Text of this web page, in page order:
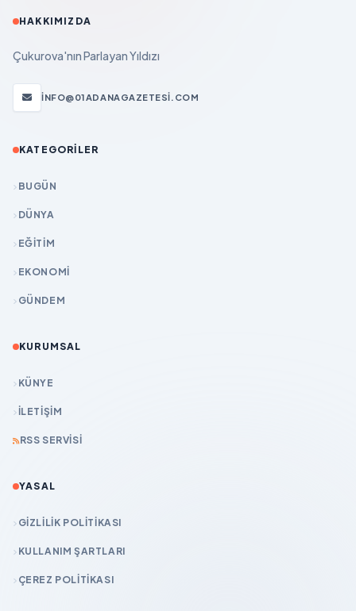
HAKKIMIZDA
Çukurova'nın Parlayan Yıldızı
INFO@01ADANAGAZETESI.COM
KATEGORILER
BUGÜN
DÜNYA
EĞİTİM
EKONOMİ
GÜNDEM
KURUMSAL
KÜNYE
İLETIŞIM
RSS SERVISI
YASAL
GIZLILIK POLITIKASI
KULLANIM ŞARTLARI
ÇEREZ POLITIKASI